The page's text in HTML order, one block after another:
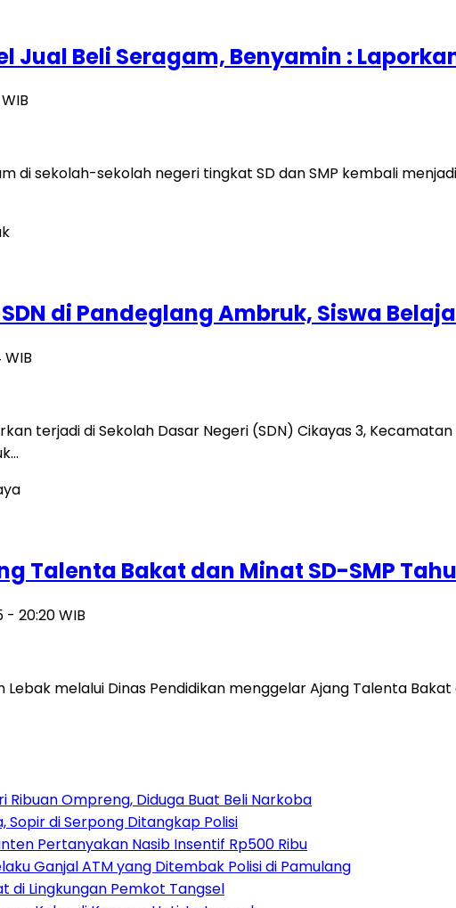
Jual Beli Seragam, Benyamin :
di sekolah-sekolah negeri tingkat SD dan SMP kembali
di Pandeglang Ambruk, Siswa
terjadi di Sekolah Dasar Negeri (SDN) Cikayas 3,
Talenta Bakat dan Minat SD-SMP
- 20:20 WIB
melalui Dinas Pendidikan menggelar Ajang Talenta
Ompreng, Diduga Buat Beli Narkoba
Sopir di Serpong Ditangkap Polisi
Pertanyakan Nasib Insentif Rp500 Ribu
Ganjal ATM yang Ditembak Polisi di Pamulang
di Lingkungan Pemkot Tangsel